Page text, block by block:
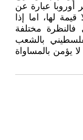
عبارة عن
لها، اما إذا
مختلفة
بالشعب
يؤمن بالمساواة